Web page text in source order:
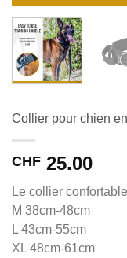
Collier pour chien
CHF 25.00
Le collier
M 38cm-48cm
L 43cm-55cm
XL 48cm-61cm